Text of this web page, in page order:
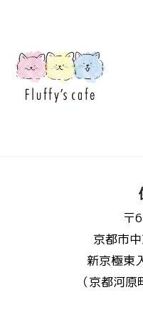
〒
京都市
新京極東
（京都河